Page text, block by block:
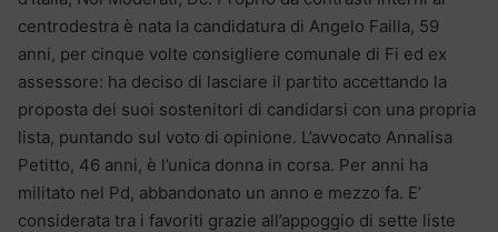
centrodestra è nata la candidatura di Angelo Failla, 59
anni, per cinque volte consigliere comunale di Fi ed ex
assessore: ha deciso di lasciare il partito accettando la
proposta dei suoi sostenitori di candidarsi con una propria
lista, puntando sul voto di opinione. L’avvocato Annalisa
Petitto, 46 anni, è l’unica donna in corsa. Per anni ha
militato nel Pd, abbandonato un anno e mezzo fa. E’
considerata tra i favoriti grazie all’appoggio di sette liste